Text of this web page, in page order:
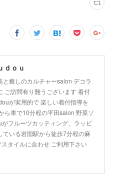
ｄｏｕ
と癒しのカルチャーsalon デコラ
ご訪問有り難うございます 着付
が実用的で 楽しい着付指導を
ら車で10分程の平田salon 野菜ソ
フルーツカッティング、ラッピ
ている岩国駅から徒歩7分程の麻
タイルに合わせ ご利用下さい